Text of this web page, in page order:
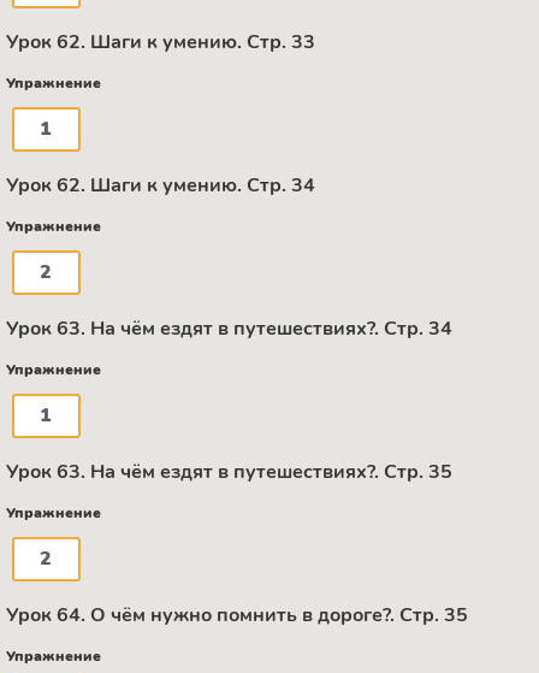
Урок 62. Шаги к умению. Стр. 33
Упражнение
1
Урок 62. Шаги к умению. Стр. 34
Упражнение
2
Урок 63. На чём ездят в путешествиях?. Стр. 34
Упражнение
1
Урок 63. На чём ездят в путешествиях?. Стр. 35
Упражнение
2
Урок 64. О чём нужно помнить в дороге?. Стр. 35
Упражнение